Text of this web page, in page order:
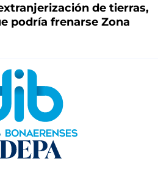
de tierras,
podría frenarse Zona